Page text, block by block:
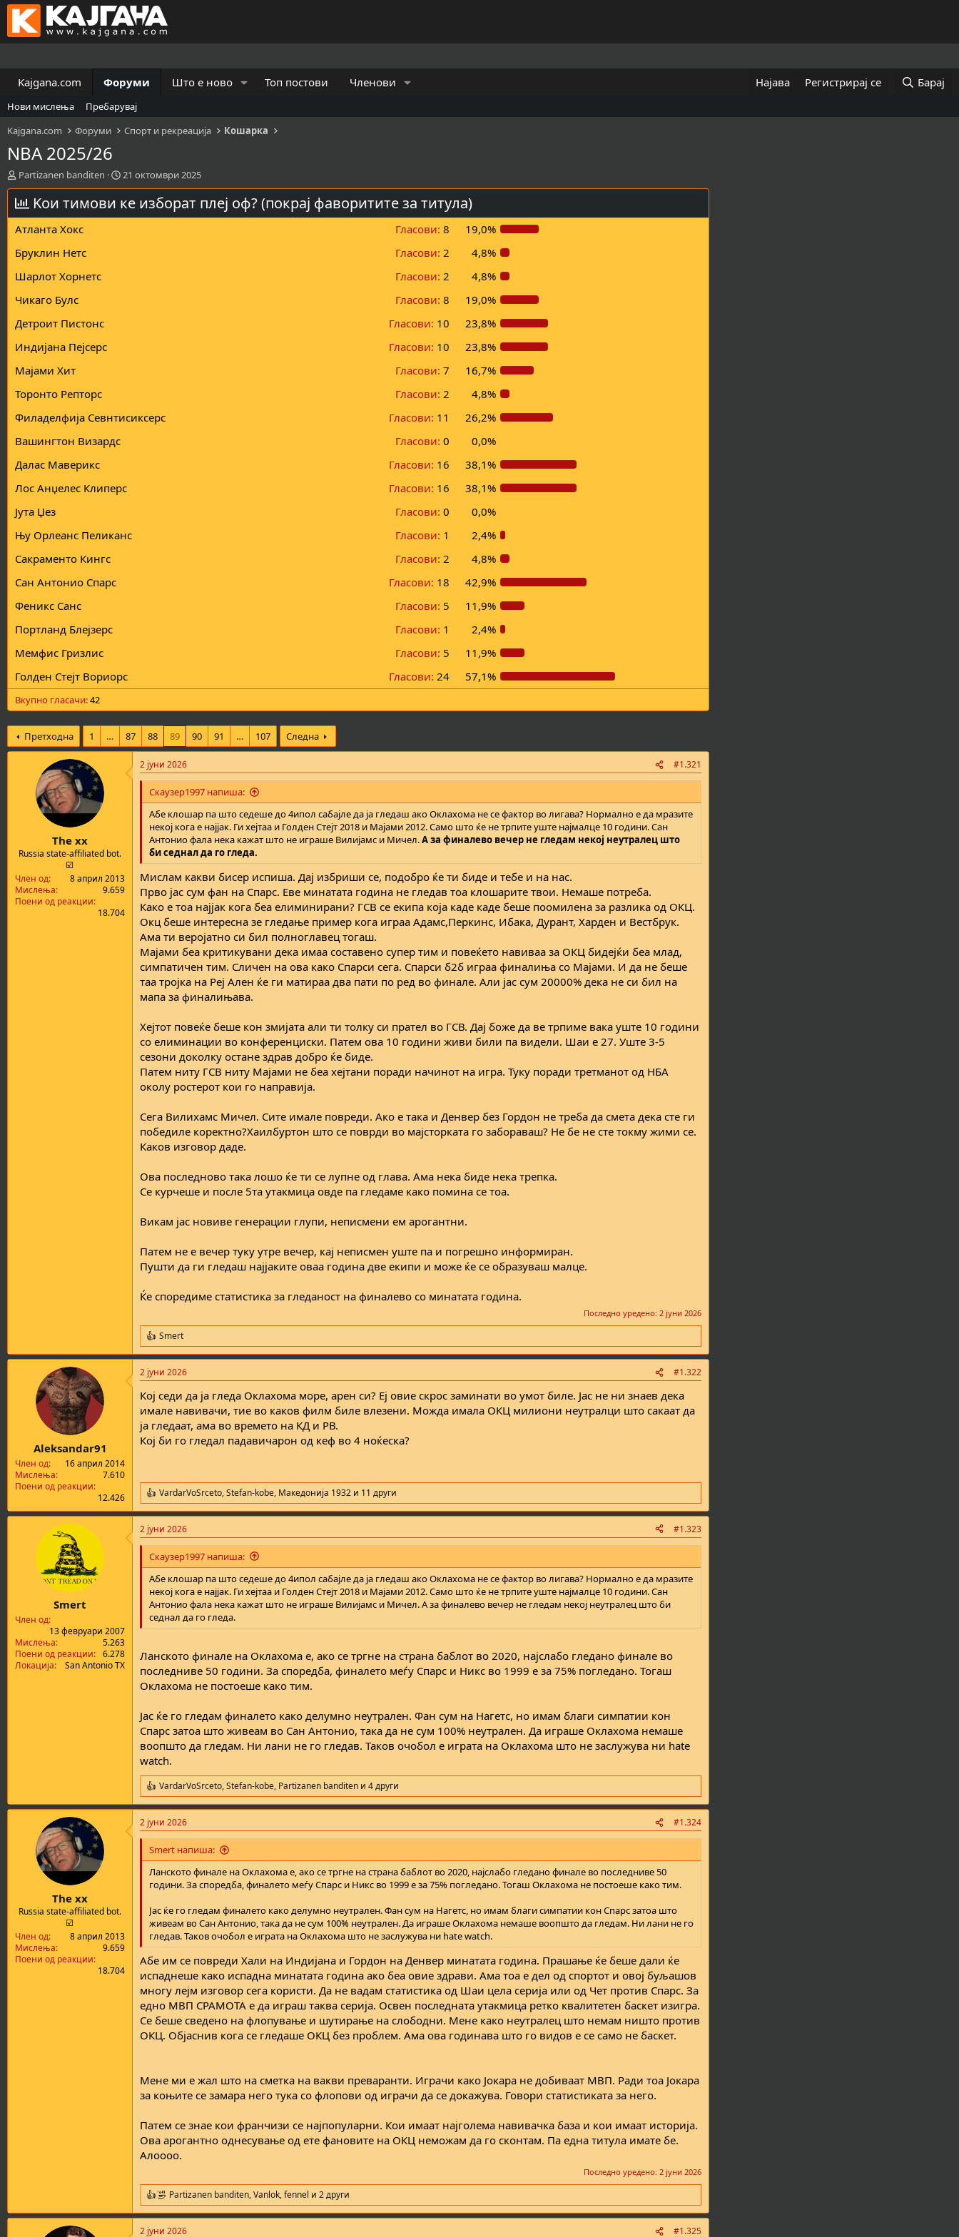
Kajgana.com Форуми Што е ново Топ постови Членови Најава Регистрирај се Барај
Нови мислења
Пребарувај
Kajgana.com
Форуми Спорт и рекреација Кошарка
NBA 2025/26
К
р
е
а
т
р
н
а
е
а
т
а
Partizanen banditen
В
р
е
м
21 октомври 2025
Koи тимови ке изборат плеј оф? (покрај фаворитите за титула)
Атланта Хокс Гласови: 8
19,0%
Бруклин Нетс
Гласови: 2
4,8%
Шарлот Хорнетс
Гласови: 2
4,8%
Чикаго Булс
Гласови: 8
19,0%
Детроит Пистонс
Гласови: 10
23,8%
Индијана Пејсерс
Гласови: 10
23,8%
Мајами Хит
Гласови: 7
16,7%
Торонто Репторс
Гласови: 2
4,8%
Филаделфија Севнтисиксерс
Гласови: 11
26,2%
Вашингтон Визардс
Гласови: 0
0,0%
Далас Маверикс
Гласови: 16
38,1%
Лос Анџелес Клиперс
Гласови: 16
38,1%
Јута Џез
Гласови: 0
0,0%
Њу Орлеанс Пеликанс
Гласови: 1
2,4%
Сакраменто Кингс
Гласови: 2
4,8%
Сан Антонио Спарс
Гласови: 18
42,9%
Феникс Санс
Гласови: 5
11,9%
Портланд Блејзерс
Гласови: 1
2,4%
Мемфис Гризлис
Гласови: 5
11,9%
Голден Стејт Вориорс
Гласови: 24 57,1%
Вкупно гласачи 42
Претходна 1 … 87 88 89 90 91 … 107 Следна
The xx
Russia state-affiliated bot.
☑️
Член од
8 април 2013
Мислења
9.659
Поени од реакции
18.704
2 јуни 2026 #1.321
Скаузер1997 напиша:
Абе клошар па што седеше до 4ипол сабајле да ја гледаш ако Оклахома не се фактор во лигава? Нормално е да мразите
некој кога е најјак. Ги хејтаа и Голден Стејт 2018 и Мајами 2012. Само што ќе не трпите уште најмалце 10 години. Сан
Антонио фала нека кажат што не играше Вилијамс и Мичел.А за финалево вечер не гледам некој неутралец што
би седнал да го гледа.
Мислам какви бисер испиша. Дај избриши се, подобро ќе ти биде и тебе и на нас.
Прво јас сум фан на Спарс. Еве минатата година не гледав тоа клошарите твои. Немаше потреба.
Како е тоа најјак кога беа елиминирани? ГСВ се екипа која каде каде беше поомилена за разлика од ОКЦ.
Окц беше интересна зе гледање пример кога играа Адамс,Перкинс, Ибака, Дурант, Харден и Вестбрук.
Ама ти веројатно си бил полноглавец тогаш.
Мајами беа критикувани дека имаа составено супер тим и повеќето навиваа за ОКЦ бидејќи беа млад,
симпатичен тим. Сличен на ова како Спарси сега. Спарси б2б играа финалиња со Мајами. И да не беше
таа тројка на Реј Ален ќе ги матираа два пати по ред во финале. Али јас сум 20000% дека не си бил на
мапа за финалињава.
Хејтот повеќе беше кон змијата али ти толку си прател во ГСВ. Дај боже да ве трпиме вака уште 10 години
со елиминации во конференциски. Патем ова 10 години живи били па видели. Шаи е 27. Уште 3-5
сезони доколку остане здрав добро ќе биде.
Патем ниту ГСВ ниту Мајами не беа хејтани поради начинот на игра. Туку поради третманот од НБА
околу ростерот кои го направија.
Сега Вилихамс Мичел. Сите имале повреди. Ако е така и Денвер без Гордон не треба да смета дека сте ги
победиле коректно?Хаилбуртон што се поврди во мајсторката го забораваш? Не бе не сте токму жими се.
Каков изговор даде.
Ова последново така лошо ќе ти се лупне од глава. Ама нека биде нека трепка.
Се курчеше и после 5та утакмица овде па гледаме како помина се тоа.
Викам јас новиве генерации глупи, неписмени ем арогантни.
Патем не е вечер туку утре вечер, кај неписмен уште па и погрешно информиран.
Пушти да ги гледаш најјаките оваа година две екипи и може ќе се образуваш малце.
Ќе споредиме статистика за гледаност на финалево со минатата година.
Последно уредено: 2 јуни 2026
R
e
a
c
i
o
s
:
Smert
Aleksandar91
Член од
16 април 2014
Мислења
7.610
Поени од реакции
12.426
2 јуни 2026 #1.322
Кој седи да ја гледа Оклахома море, арен си? Еј овие скрос заминати во умот биле. Јас не ни знаев дека
имале навивачи, тие во каков филм биле влезени. Можда имала ОКЦ милиони неутралци што сакаат да
ја гледаат, ама во времето на КД и РВ.
Кој би го гледал падавичарон од кеф во 4 ноќеска?
R
e
a
c
t
o
VardarVoSrceto,Stefan-kobe, Македонија 1932 и 11 други
Smert
Член од
13 февруари 2007
Мислења
5.263
Поени од реакции
6.278
Локација
San Antonio TX
2 јуни 2026 #1.323
Скаузер1997 напиша:
Абе клошар па што седеше до 4ипол сабајле да ја гледаш ако Оклахома не се фактор во лигава? Нормално е да мразите
некој кога е најјак. Ги хејтаа и Голден Стејт 2018 и Мајами 2012. Само што ќе не трпите уште најмалце 10 години. Сан
Антонио фала нека кажат што не играше Вилијамс и Мичел. А за финалево вечер не гледам некој неутралец што би
седнал да го гледа.
Ланското финале на Оклахома е, ако се тргне на страна баблот во 2020, најслабо гледано финале во
последниве 50 години. За споредба, финалето меѓу Спарс и Никс во 1999 е за 75% погледано. Тогаш
Оклахома не постоеше како тим.
Јас ќе го гледам финалето како делумно неутрален. Фан сум на Нагетс, но имам благи симпатии кон
Спарс затоа што живеам во Сан Антонио, така да не сум 100% неутрален. Да играше Оклахома немаше
воопшто да гледам. Ни лани не го гледав. Таков очобол е играта на Оклахома што не заслужува ни hate
watch.
R
e
a
c
t
o
VardarVoSrceto,Stefan-kobe, Partizanen banditen и 4 други
The xx
Russia state-affiliated bot.
☑️
Член од
8 април 2013
Мислења
9.659
Поени од реакции
18.704
2 јуни 2026 #1.324
Smert напиша:
Ланското финале на Оклахома е, ако се тргне на страна баблот во 2020, најслабо гледано финале во последниве 50
години. За споредба, финалето меѓу Спарс и Никс во 1999 е за 75% погледано. Тогаш Оклахома не постоеше како тим.
Јас ќе го гледам финалето како делумно неутрален. Фан сум на Нагетс, но имам благи симпатии кон Спарс затоа што
живеам во Сан Антонио, така да не сум 100% неутрален. Да играше Оклахома немаше воопшто да гледам. Ни лани не го
гледав. Таков очобол е играта на Оклахома што не заслужува ни hate watch.
Абе им се повреди Хали на Индијана и Гордон на Денвер минатата година. Прашање ќе беше дали ќе
испаднеше како испадна минатата година ако беа овие здрави. Ама тоа е дел од спортот и овој буљашов
многу лејм изговор сега користи. Да не вадам статистика од Шаи цела серија или од Чет против Спарс. За
едно МВП СРАМОТА е да играш таква серија. Освен последната утакмица ретко квалитетен баскет изигра.
Се беше сведено на флопување и шутирање на слободни. Мене како неутралец што немам ништо против
ОКЦ. Објаснив кога се гледаше ОКЦ без проблем. Ама ова годинава што го видов е се само не баскет.
Мене ми е жал што на сметка на вакви преваранти. Играчи како Јокара не добиваат МВП. Ради тоа Јокара
за коњите се замара него тука со флопови од играчи да се докажува. Говори статистиката за него.
Патем се знае кои франчизи се најпопуларни. Кои имаат најголема навивачка база и кои имаат историја.
Ова арогантно однесување од ете фановите на ОКЦ неможам да го сконтам. Па една титула имате бе.
Алоооо.
Последно уредено: 2 јуни 2026
R
e
a
c
Partizanen banditen,Vanlok,fennel и 2 други
2 јуни 2026 #1.325